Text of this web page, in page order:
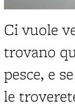
Ci vuole
trovano
pesce, e
le